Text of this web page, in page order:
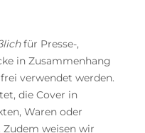
für Presse-,
in Zusammenhang
verwendet werden.
die Cover in
Waren oder
weisen wir